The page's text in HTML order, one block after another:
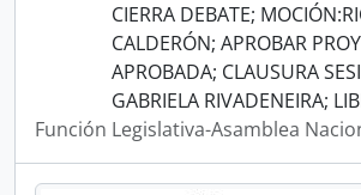
CIERRA DEBATE;
CALDERÓN; APROBAR
APROBADA; CLAUSURA
GABRIELA RIVADENEIRA;
Función Legislativa-Asamblea